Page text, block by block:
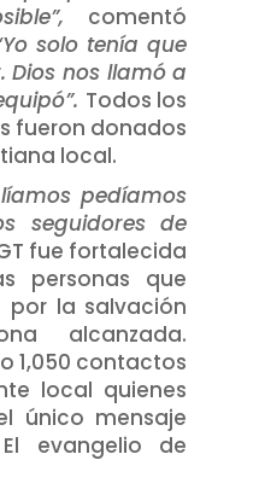
comentó
solo tenía que
Dios nos llamó a
Todos los
fueron donados
local.
pedíamos
seguidores de
fue fortalecida
personas que
por la salvación
alcanzada.
1,050 contactos
local quienes
único mensaje
evangelio de